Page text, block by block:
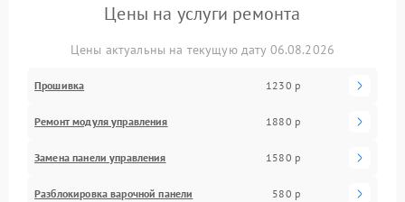
Цены на услуги ремонта
Цены актуальны на текущую дату 06.08.2026
Прошивка 1230 р
Ремонт модуля управления 1880 р
Замена панели управления 1580 р
Разблокировка варочной панели 580 р